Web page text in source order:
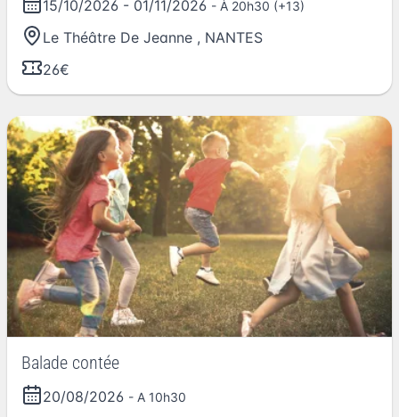
15/10/2026 - 01/11/2026 - À 20h30 (+13)
Le Théâtre De Jeanne , NANTES
26€
Balade contée
20/08/2026 - A 10h30